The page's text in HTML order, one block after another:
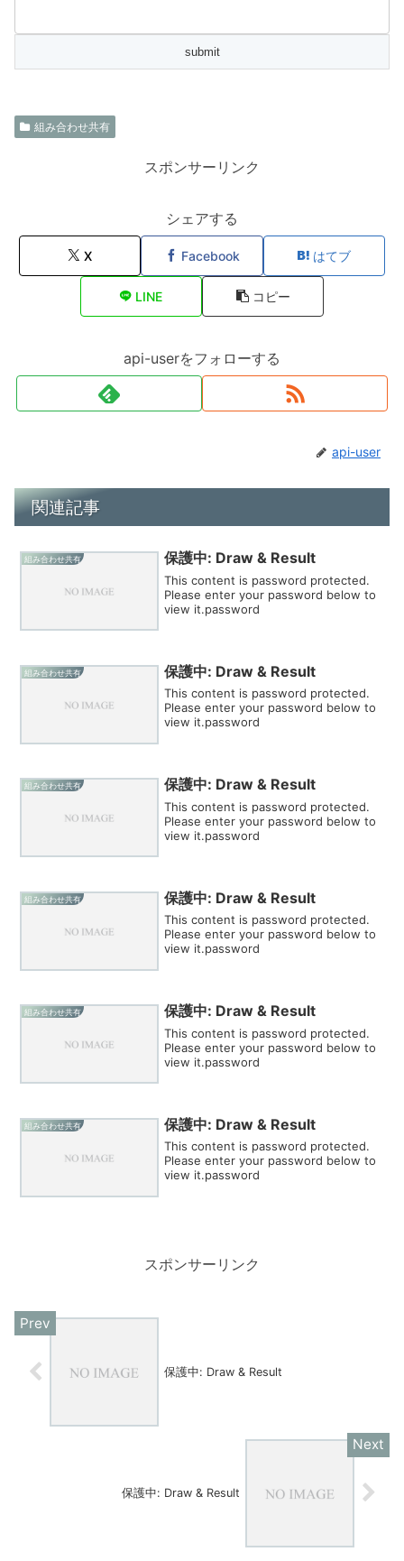
組み合わせ共有
スポンサーリンク
シェアする
X Facebook はてブ
LINE コピー
api-userをフォローする
api-user
関連記事
組み合わせ共有 保護中: Draw & Result
This content is password protected.
Please enter your password below to
view it.password
組み合わせ共有 保護中: Draw & Result
This content is password protected.
Please enter your password below to
view it.password
組み合わせ共有 保護中: Draw & Result
This content is password protected.
Please enter your password below to
view it.password
組み合わせ共有 保護中: Draw & Result
This content is password protected.
Please enter your password below to
view it.password
組み合わせ共有 保護中: Draw & Result
This content is password protected.
Please enter your password below to
view it.password
組み合わせ共有 保護中: Draw & Result
This content is password protected.
Please enter your password below to
view it.password
スポンサーリンク
保護中: Draw & Result
保護中: Draw & Result